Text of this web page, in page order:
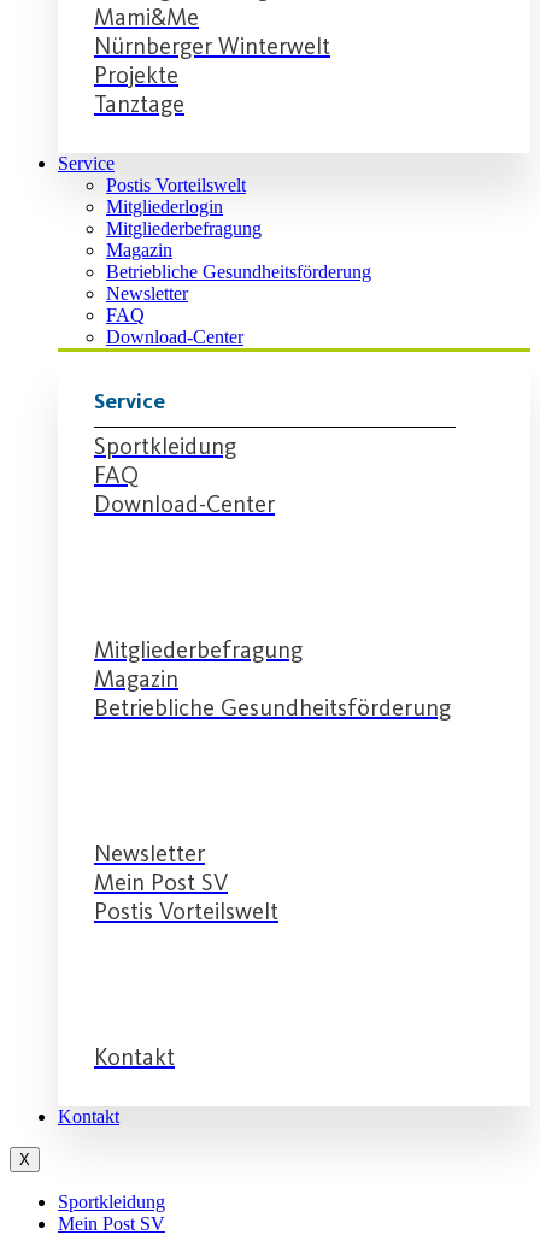
Mami&Me
Nürnberger Winterwelt
Projekte
Tanztage
Service
Postis Vorteilswelt
Mitgliederlogin
Mitgliederbefragung
Magazin
Betriebliche Gesundheitsförderung
Newsletter
FAQ
Download-Center
Service
Sportkleidung
FAQ
Download-Center
Mitgliederbefragung
Magazin
Betriebliche Gesundheitsförderung
Newsletter
Mein Post SV
Postis Vorteilswelt
Kontakt
Kontakt
X
Sportkleidung
Mein Post SV